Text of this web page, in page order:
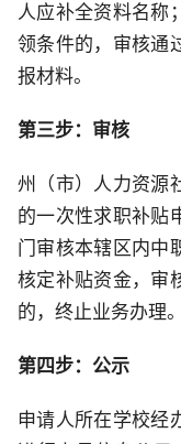
人应补全资料名称
领条件的，审核通
报材料。
第三步：审核
州（市）人力资源
的一次性求职补贴
门审核本辖区内中
核定补贴资金，审
的，终止业务办理。
第四步：公示
申请人所在学校经